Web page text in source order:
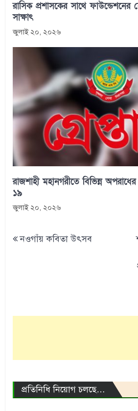
রাসিক প্রশাসকের সাথে
সাক্ষাৎ
জুলাই ২০, ২০২৬
রাজশাহী মহানগরীতে বিভিন্ন
১৯
জুলাই ২০, ২০২৬
Post
navigation
নওগাঁয় কবিতা উৎসব
প্রতিনিধি নিয়োগ চলছে…